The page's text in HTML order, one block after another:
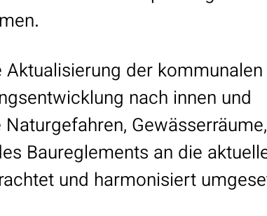
der kommunalen
nach innen und
Gewässerräume,
Baureglements an die
und harmonisiert